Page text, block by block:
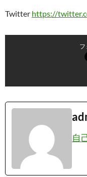
Twitter https://
フ
自